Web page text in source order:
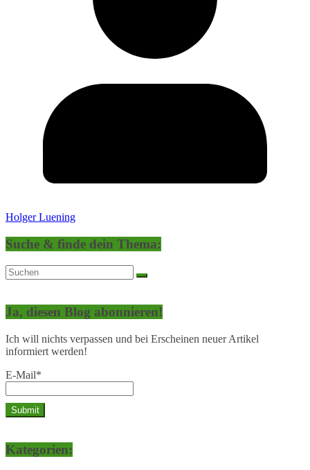
Holger Luening
Suche & finde dein Thema:
Ja, diesen Blog abonnieren!
Ich will nichts verpassen und bei Erscheinen neuer Artikel
informiert werden!
E-Mail*
Kategorien: